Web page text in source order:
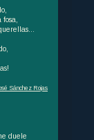
Sánchez Rojas
duele